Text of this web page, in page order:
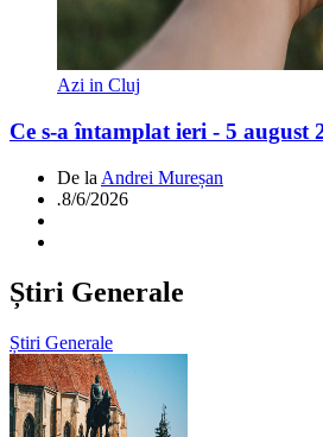
Azi in Cluj
Ce s-a întamplat ieri - 5 august
De la Andrei Mureșan
.8/6/2026
Știri Generale
Știri Generale